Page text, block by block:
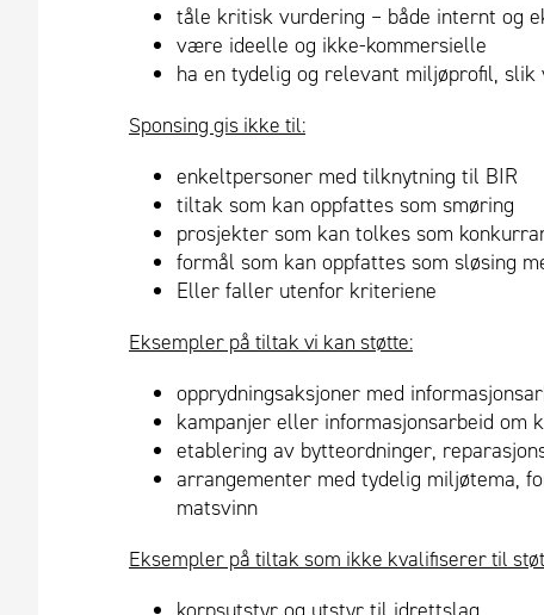
tåle kritisk vurdering – både internt og
være ideelle og ikke-kommersielle
ha en tydelig og relevant miljøprofil,
Sponsing gis ikke til:
enkeltpersoner med tilknytning til BIR
tiltak som kan oppfattes som smøring
prosjekter som kan tolkes som
formål som kan oppfattes som sløsing
Eller faller utenfor kriteriene
Eksempler på tiltak vi kan støtte:
opprydningsaksjoner med
kampanjer eller informasjonsarbeid om
etablering av bytteordninger,
arrangementer med tydelig miljøtema,
matsvinn
Eksempler på tiltak som ikke kvalifiserer til